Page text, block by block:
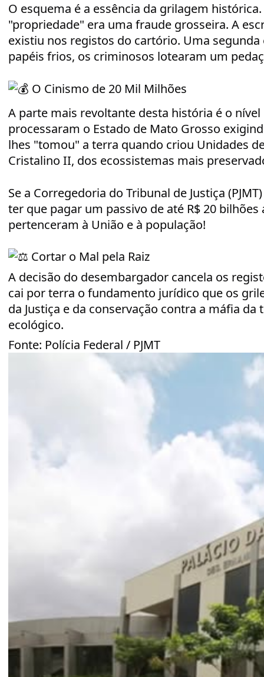
​O esquema é a essência da grilagem
"propriedade" era uma fraude grosseira. A
existiu nos registos do cartório. Uma
papéis frios, os criminosos lotearam um
O Cinismo de 20 Mil Milhões
​A parte mais revoltante desta história é o
processaram o Estado de Mato Grosso
lhes "tomou" a terra quando criou Unidades
Cristalino II, dos ecossistemas mais
​Se a Corregedoria do Tribunal de Justiça
ter que pagar um passivo de até R$ 20
pertenceram à União e à população!
Cortar o Mal pela Raiz
​A decisão do desembargador cancela os
cai por terra o fundamento jurídico que os
da Justiça e da conservação contra a máfia
ecológico.
​Fonte: Polícia Federal / PJMT